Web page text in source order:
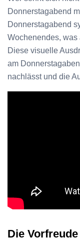
Donnerstagabend
Donnerstagabend
Wochenendes,
Diese visuelle
am
nachlässt und die
Die